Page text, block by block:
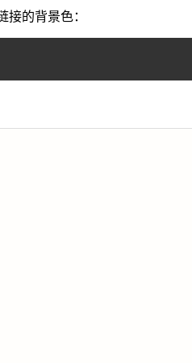
的背景色：